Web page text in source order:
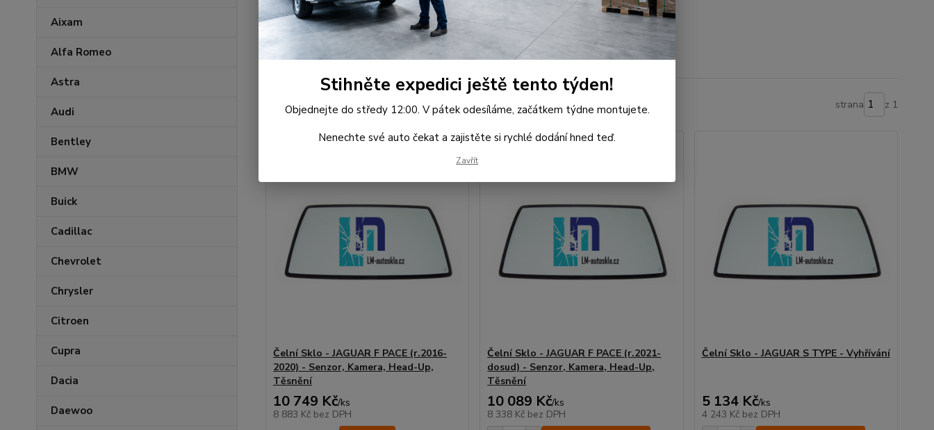
Aixam
Alfa Romeo
Astra
Audi
Bentley
BMW
Buick
Cadillac
Chevrolet
Chrysler
Citroen
Cupra
Dacia
Daewoo
Jaguar
Zobrazuji 1-10 z 10 strana z 1
Čelní Sklo - JAGUAR F PACE (r.2016-
2020) - Senzor, Kamera, Head-Up,
Těsnění
10 749 Kč/ks
8 883 Kč bez DPH
Čelní Sklo - JAGUAR F PACE (r.2021-
dosud) - Senzor, Kamera, Head-Up,
Těsnění
10 089 Kč/ks
8 338 Kč bez DPH
Čelní Sklo - JAGUAR S TYPE - Vyhřívání
5 134 Kč/ks
4 243 Kč bez DPH
Stihněte expedici ještě tento týden!
Objednejte do středy 12:00. V pátek odesíláme, začátkem týdne montujete.
Nenechte své auto čekat a zajistěte si rychlé dodání hned teď.
Zavřít